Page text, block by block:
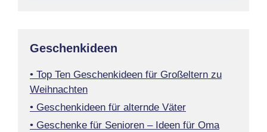
Geschenkideen
• Top Ten Geschenkideen für Großeltern zu
Weihnachten
• Geschenkideen für alternde Väter
• Geschenke für Senioren – Ideen für Oma